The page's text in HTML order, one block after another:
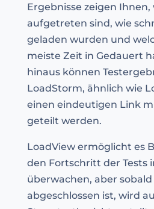
Ergebnisse zeigen Ihnen,
aufgetreten sind, wie
geladen wurden und
meiste Zeit in Gedauert
hinaus können
LoadStorm, ähnlich wie
einen eindeutigen Link
geteilt werden.
LoadView ermöglicht es
den Fortschritt der Tests
überwachen, aber sobald
abgeschlossen ist, wird